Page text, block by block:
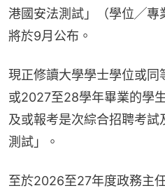
港國安法測試」（學位╱專
將於9月公布。
現正修讀大學學士學位或
或2027至28學年畢業的學
及或報考是次綜合招聘考
測試」。
至於2026至27年度政務主